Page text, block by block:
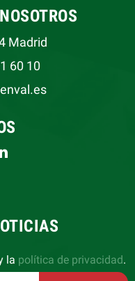
Madrid
60 10
la política de privacidad.